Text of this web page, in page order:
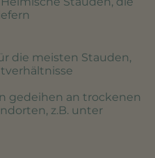
die meisten Stauden,
gedeihen an trockenen
z.B. unter